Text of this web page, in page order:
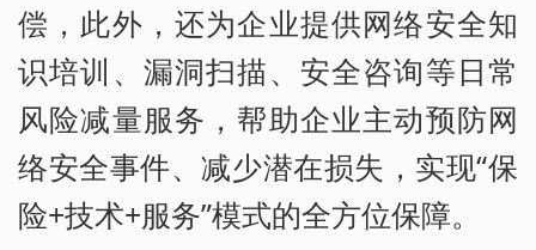
偿，此外，还为企业提供网络安全知
识培训、漏洞扫描、安全咨询等日常
风险减量服务，帮助企业主动预防网
络安全事件、减少潜在损失，实现“保
险+技术+服务”模式的全方位保障。